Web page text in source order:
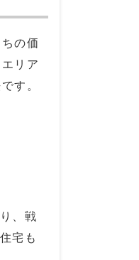
の価
リア
す。
、戦
宅も